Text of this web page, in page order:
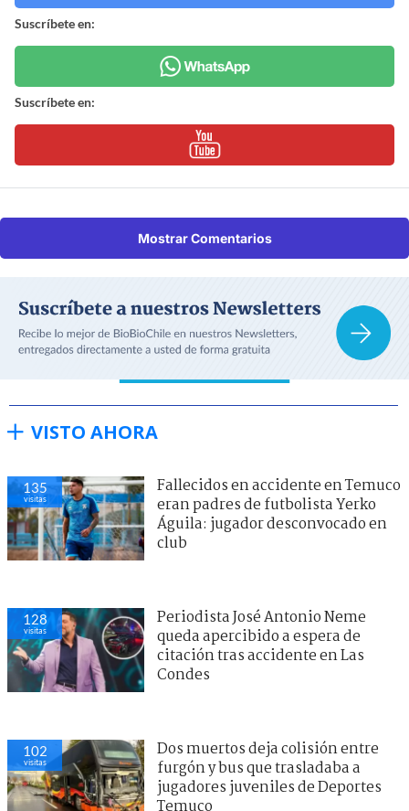
Suscríbete en:
Suscríbete en:
Mostrar Comentarios
VISTO AHORA
135
visitas
Fallecidos en accidente en Temuco
eran padres de futbolista Yerko
Águila: jugador desconvocado en
club
128
visitas
Periodista José Antonio Neme
queda apercibido a espera de
citación tras accidente en Las
Condes
102
visitas
Dos muertos deja colisión entre
furgón y bus que trasladaba a
jugadores juveniles de Deportes